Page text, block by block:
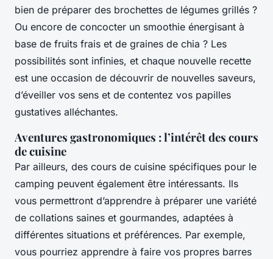
bien de préparer des brochettes de légumes grillés ?
Ou encore de concocter un smoothie énergisant à
base de fruits frais et de graines de chia ? Les
possibilités sont infinies, et chaque nouvelle recette
est une occasion de découvrir de nouvelles saveurs,
d’éveiller vos sens et de contentez vos papilles
gustatives alléchantes.
Aventures gastronomiques : l’intérêt des cours
de cuisine
Par ailleurs, des cours de cuisine spécifiques pour le
camping peuvent également être intéressants. Ils
vous permettront d’apprendre à préparer une variété
de collations saines et gourmandes, adaptées à
différentes situations et préférences. Par exemple,
vous pourriez apprendre à faire vos propres barres